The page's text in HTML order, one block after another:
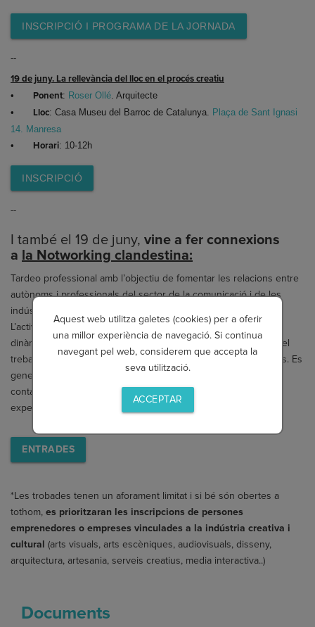
Aquest web utilitza galetes (cookies) per a oferir
una millor experiència de navegació. Si continua
navegant pel web, considerem que accepta la
seva utilització.
ACCEPTAR
INSCRIPCIÓ I PROGRAMA DE LA JORNADA
--
19 de juny. La rellevància del lloc en el procés creatiu
• Ponent: Roser Ollé. Arquitecte
•
Lloc: Casa Museu del Barroc de Catalunya. Plaça de Sant Ignasi
14. Manresa
•
Horari: 10-12h
INSCRIPCIÓ
--
I també el 19 de juny, vine a fer connexions
a la Notworking clandestina:
Tardeo professional amb l’objectiu de fomentar les relacions entre
autònoms i professionals del sector de la comunicació i de les
indústries creatives del territori.
L’activitat es planteja com un espai distès i acollidor, amb
dinàmiques de grups i propostes que promouen la interacció, el
treball en equip i la creació de vincles reals entre els assistents. Es
generarà un entorn propici per intercanviar idees, establir
contactes i enfortir la comunitat professional local des d’una
experiència creativa i informal.
ENTRADES
*Les trobades tenen un aforament limitat i si bé són obertes a
tothom, es prioritzaran les inscripcions de persones
emprenedores o empreses vinculades a la indústria creativa i
cultural (arts visuals, arts escèniques, audiovisuals, disseny,
arquitectura, artesania, serveis creatius, media interactiva..)
Documents